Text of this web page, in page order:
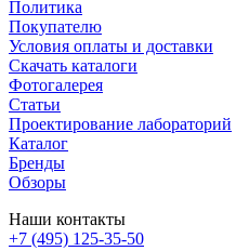
Политика
Покупателю
Условия оплаты и доставки
Скачать каталоги
Фотогалерея
Статьи
Проектирование лабораторий
Каталог
Бренды
Обзоры
Наши контакты
+7 (495) 125-35-50